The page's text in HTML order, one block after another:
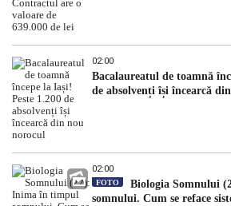
02:00
Bacalaureatul de toamnă
de absolvenți își încearcă
02:00
FOTO
Biologia Somnului
somnului. Cum se reface